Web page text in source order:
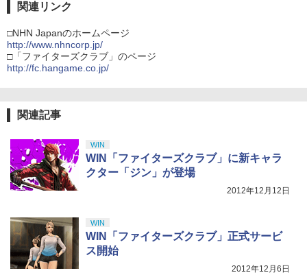
関連リンク
□NHN Japanのホームページ
http://www.nhncorp.jp/
□「ファイターズクラブ」のページ
http://fc.hangame.co.jp/
関連記事
WIN
WIN「ファイターズクラブ」に新キャラ
クター「ジン」が登場
2012年12月12日
WIN
WIN「ファイターズクラブ」正式サービ
ス開始
2012年12月6日